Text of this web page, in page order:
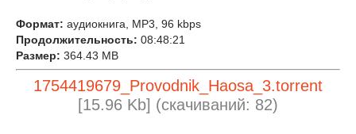
Формат: аудиокнига, MP3, 96 kbps
Продолжительность: 08:48:21
Размер: 364.43 MB
1754419679_Provodnik_Haosa_3.torrent
[15.96 Kb] (cкачиваний: 82)